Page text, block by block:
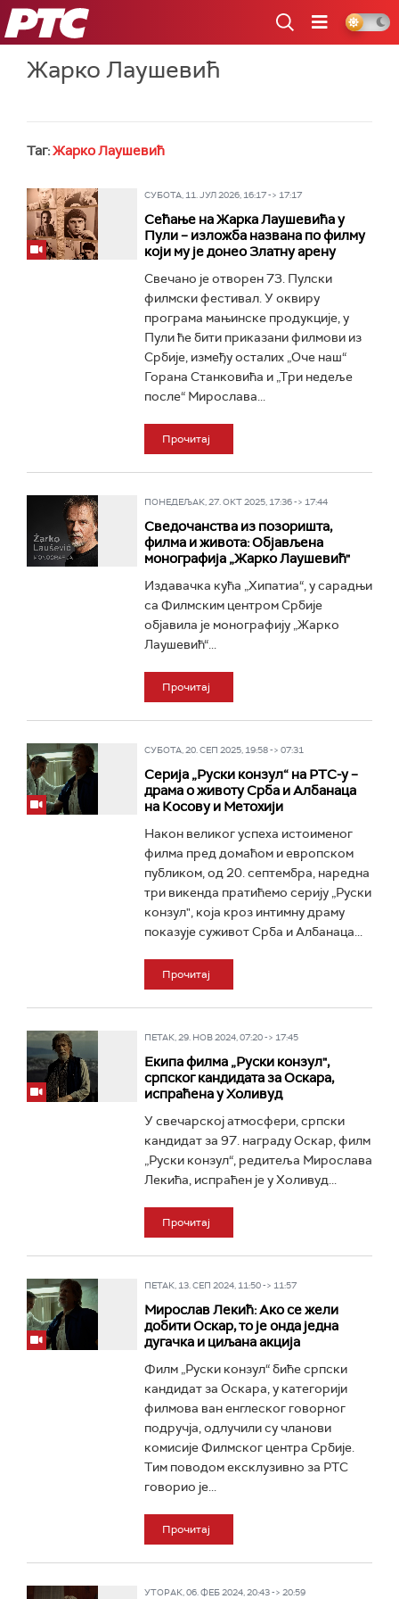
РТС
Жарко Лаушевић
Таг:Жарко Лаушевић
СУБОТА, 11. ЈУЛ 2026, 16:17 -> 17:17
Сећање на Жарка Лаушевића у
Пули – изложба названа по филму
који му је донео Златну арену
Свечано је отворен 73. Пулски
филмски фестивал. У оквиру
програма мањинске продукције, у
Пули ће бити приказани филмови из
Србије, између осталих „Оче наш“
Горана Станковића и „Три недеље
после“ Мирослава...
Прочитај
ПОНЕДЕЉАК, 27. ОКТ 2025, 17:36 -> 17:44
Сведочанства из позоришта,
филма и живота: Објављена
монографија „Жарко Лаушевић"
Издавачка кућа „Хипатиа“, у сарадњи
са Филмским центром Србије
објавила је монографију „Жарко
Лаушевић“...
Прочитај
СУБОТА, 20. СЕП 2025, 19:58 -> 07:31
Серија „Руски конзул“ на РТС-у –
драма о животу Срба и Албанаца
на Косову и Метохији
Након великог успеха истоименог
филма пред домаћом и европском
публиком, од 20. септембра, наредна
три викенда пратићемо серију „Руски
конзул", која кроз интимну драму
показује суживот Срба и Албанаца...
Прочитај
ПЕТАК, 29. НОВ 2024, 07:20 -> 17:45
Екипа филма „Руски конзул",
српског кандидата за Оскара,
испраћена у Холивуд
У свечарској атмосфери, српски
кандидат за 97. награду Оскар, филм
„Руски конзул“, редитеља Мирослава
Лекића, испраћен је у Холивуд...
Прочитај
ПЕТАК, 13. СЕП 2024, 11:50 -> 11:57
Мирослав Лекић: Ако се жели
добити Оскар, то је онда једна
дугачка и циљана акција
Филм „Руски конзул“ биће српски
кандидат за Оскара, у категорији
филмова ван енглеског говорног
подручја, одлучили су чланови
комисије Филмског центра Србије.
Тим поводом ексклузивно за РТС
говорио је...
Прочитај
УТОРАК, 06. ФЕБ 2024, 20:43 -> 20:59